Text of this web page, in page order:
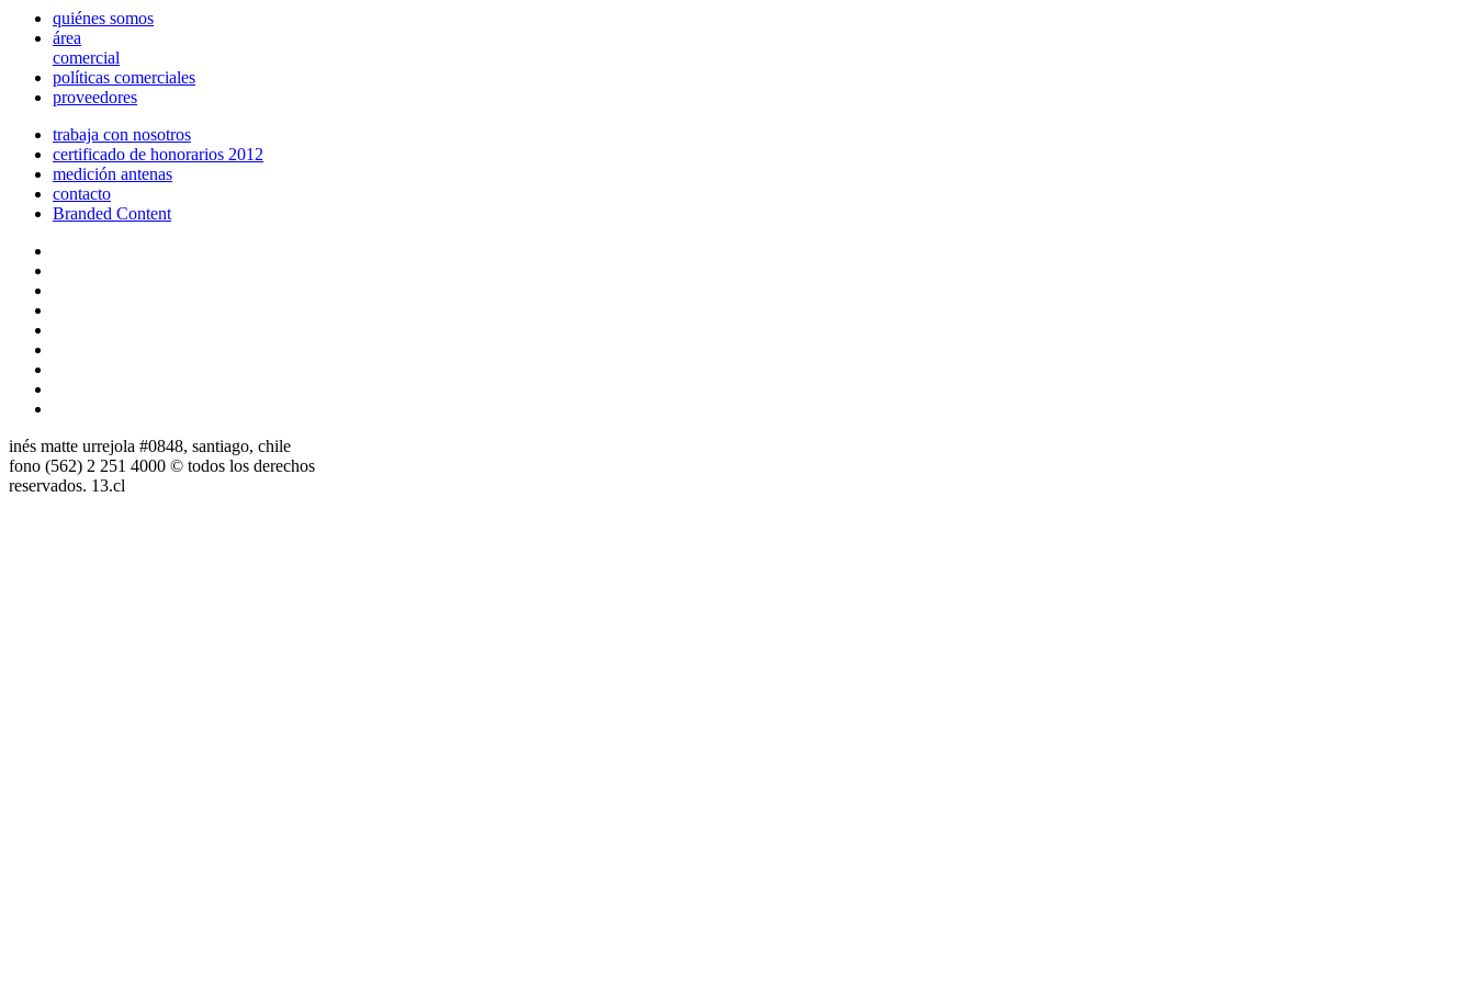
quiénes somos
área
comercial
políticas comerciales
proveedores
trabaja con nosotros
certificado de honorarios 2012
medición antenas
contacto
Branded Content
inés matte urrejola #0848, santiago, chile
fono (562) 2 251 4000 © todos los derechos
reservados. 13.cl